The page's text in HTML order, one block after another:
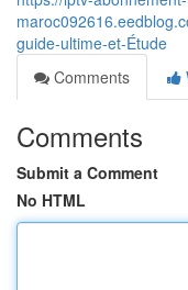
guide-ultime-et-Étude
Comments
Comments
Submit a Comment
No HTML